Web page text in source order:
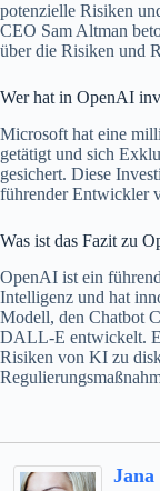
potenzielle Risiken
CEO Sam Altman
über die Risiken und
Wer hat in OpenAI
Microsoft hat eine
getätigt und sich
gesichert. Diese
führender Entwickler
Was ist das Fazit zu
OpenAI ist ein
Intelligenz und hat
Modell, den Chatbot
DALL-E entwickelt.
Risiken von KI zu